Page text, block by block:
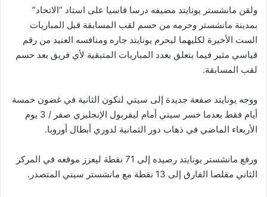
ولقن مانشستر يونايتد مضيفه درسا قاسيا على استاد “الاتحاد”
بمدينة مانشستر وحرمه من حسم لقب المسابقة قبل المباريات
الست الأخيرة لكليهما ليحرم يونايتد جاره ومنافسه العنيد من رقم
قياسي مثير فيما يتعلق بعدد المباريات المتبقية لأي فريق بعد حسم
لقب المسابقة.
ووجه يونايتد صفعة جديدة إلى سيتي لتكون الثانية في غضون خمسة
أيام فقط بعدما خسر سيتي أمام ليفربول الإنجليزي صفر / 3 يوم
الأربعاء الماضي في ذهاب دور الثمانية لدوري أبطال أوروبا.
ورفع مانشستر يونايتد رصيده إلى 71 نقطة ليعزز موقعه في المركز
الثاني مقلصا الفارق إلى 13 نقطة مع مانشستر سيتي المتصدر.